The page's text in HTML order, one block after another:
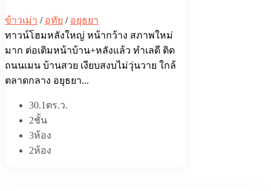
ข้าวเม่า / อุทัย / อยุธยา
ทาวน์โฮมหลังใหญ่ หน้ากว้าง สภาพใหม่
มาก ต่อเติมหน้าบ้าน+หลังแล้ว ทำเลดี ติด
ถนนเมน บ้านสวย เงียบสงบไม่วุ่นวาย ใกล้
ตลาดกลาง อยุธยา...
30.1ตร.ว.
2ชั้น
3ห้อง
2ห้อง